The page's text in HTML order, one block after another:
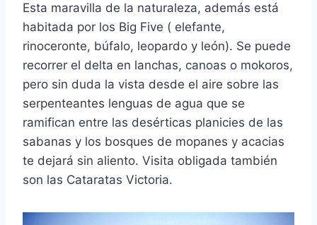
Esta maravilla de la naturaleza, además está
habitada por los Big Five ( elefante,
rinoceronte, búfalo, leopardo y león). Se puede
recorrer el delta en lanchas, canoas o mokoros,
pero sin duda la vista desde el aire sobre las
serpenteantes lenguas de agua que se
ramifican entre las desérticas planicies de las
sabanas y los bosques de mopanes y acacias
te dejará sin aliento. Visita obligada también
son las Cataratas Victoria.